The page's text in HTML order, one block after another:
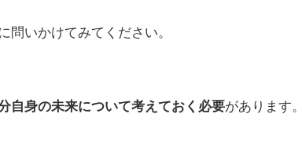
問いかけてみてください。
自身の未来について考えておく必要があります。